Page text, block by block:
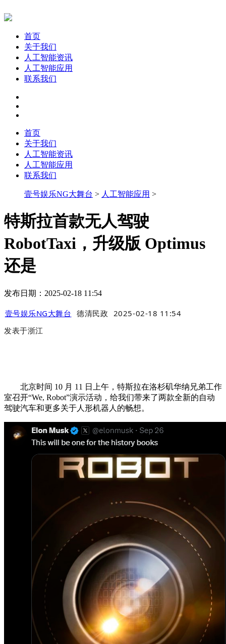
首页
关于我们
人工智能资讯
人工智能应用
联系我们
首页
关于我们
人工智能资讯
人工智能应用
联系我们
壹号娱乐NG大舞台 > 人工智能应用 >
特斯拉首款无人驾驶
RobotTaxi，升级版 Optimus
还是
发布日期：2025-02-18 11:54
壹号娱乐NG大舞台 德清民政 2025-02-18 11:54
发表于浙江
北京时间 10 月 11 日上午，特斯拉在洛杉矶华纳兄弟工作
室召开“We, Robot”演示活动，给我们带来了两款全新的自动
驾驶汽车和更多关于人形机器人的畅想。